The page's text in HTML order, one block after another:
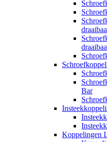
Bar
Koppelingen